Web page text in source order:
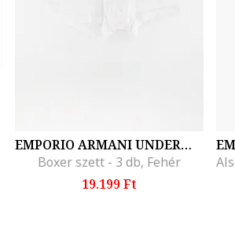
EMPORIO ARMANI UNDERWEAR
Boxer szett - 3 db, Fehér
19.199 Ft